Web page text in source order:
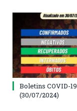
Boletins COVID-19
(30/07/2024)